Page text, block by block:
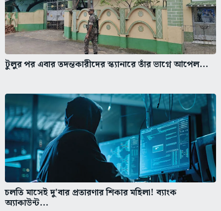
টুলুর পর এবার তদন্তকারীদের স্ক্যানারে তাঁর ভাগ্নে আপেল...
চলতি মাসেই দু'বার প্রতারণার শিকার মহিলা! ব্যাংক
অ্যাকাউন্ট...